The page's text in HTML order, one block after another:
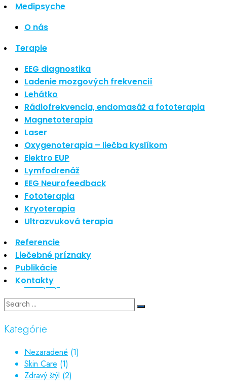
Medipsyche
O nás
Terapie
EEG diagnostika
Ladenie mozgových frekvencií
Lehátko
Rádiofrekvencia, endomasáž a fototerapia
Magnetoterapia
Laser
Oxygenoterapia – liečba kyslíkom
Elektro EUP
Lymfodrenáž
EEG Neurofeedback
Fototerapia
Kryoterapia
Ultrazvuková terapia
Referencie
Liečebné príznaky
Publikácie
Kontakty
Hľadať
Najnovšie články
Nové polarizované svetlo
So psoriázou netreba žiť
Rozšírenie služieb
Hudba a vývoj mozgu
Najnovšie komentáre
Žiadne komentáre na zobrazenie.
Archív
september 2021
apríl 2021
august 2020
Kategórie
Nezaradené
Skin Care
Zdravý štýl
Kategórie
Nezaradené (1)
Skin Care (1)
Zdravý štýl (2)